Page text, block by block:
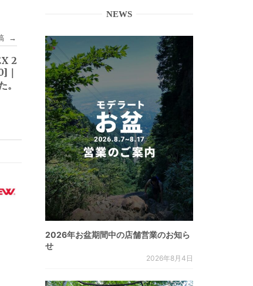
→
2
｜
NEWS
2026年お盆期間中の店舗営業のお知ら
せ
2026年8月4日